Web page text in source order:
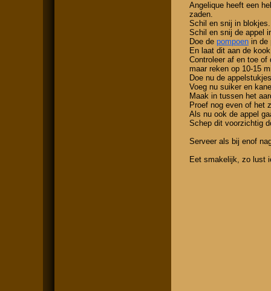
Angelique heeft een
zaden.
Schil en snij in blokjes.
Schil en snij de appel
Doe de pompoen in de
En laat dit aan de
Controleer af en toe of
maar reken op 10-15
Doe nu de
Voeg nu suiker en
Maak in tussen het
Proef nog even of het
Als nu ook de appel
Schep dit voorzichtig
Serveer als bij enof
Eet smakelijk, zo lust